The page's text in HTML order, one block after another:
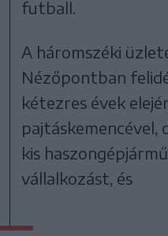
futball.
A háromszéki
Nézőpontban
kétezres évek
pajtáskemencével,
kis
vállalkozást, és